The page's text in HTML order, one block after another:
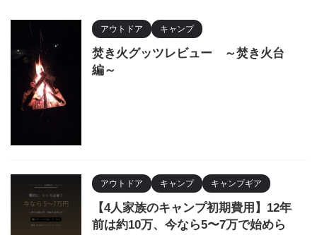
アウトドア キャンプ
焚き火グッツレビュー ～焚き火台
編～
アウトドア キャンプ キャンプギア
【4人家族のキャンプ初期費用】12年
前は約10万、今なら5〜7万で始めら